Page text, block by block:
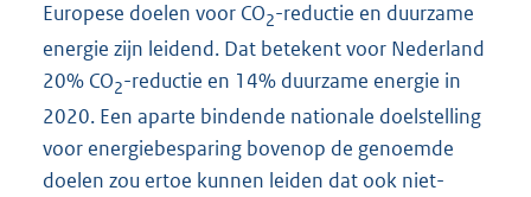
Europese doelen voor CO2-reductie en duurzame
energie zijn leidend. Dat betekent voor Nederland
20% CO2-reductie en 14% duurzame energie in
2020. Een aparte bindende nationale doelstelling
voor energiebesparing bovenop de genoemde
doelen zou ertoe kunnen leiden dat ook niet-